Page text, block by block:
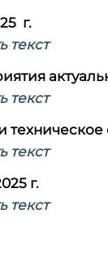
г.
текст
текст
текст
г.
текст